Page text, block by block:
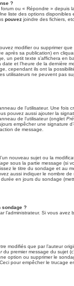
?
ou « Répondre » depuis
liste des options
pouvez joindre des fichiers,
modifier ou supprimer
après sa publication) en
un petit texte s’affichera en
et l’heure de la dernière
cependant ils ont la
utilisateurs ne peuvent pas
de l’utilisateur. Une fois
pouvez aussi ajouter la
de l’utilisateur (onglet
empêcher une signature
de message.
nouveau sujet ou la
sous la partie message (si
le titre du sondage et au
aussi indiquer le nombre de
en jours du sondage
sondage ?
l’administrateur. Si vous avez
modifiés que par l’auteur
du premier message du sujet
option ou supprimer le
pour empêcher le trucage